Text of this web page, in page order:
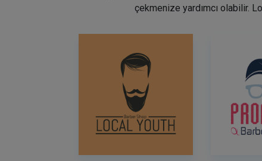
çekmenize yardımcı olabilir.